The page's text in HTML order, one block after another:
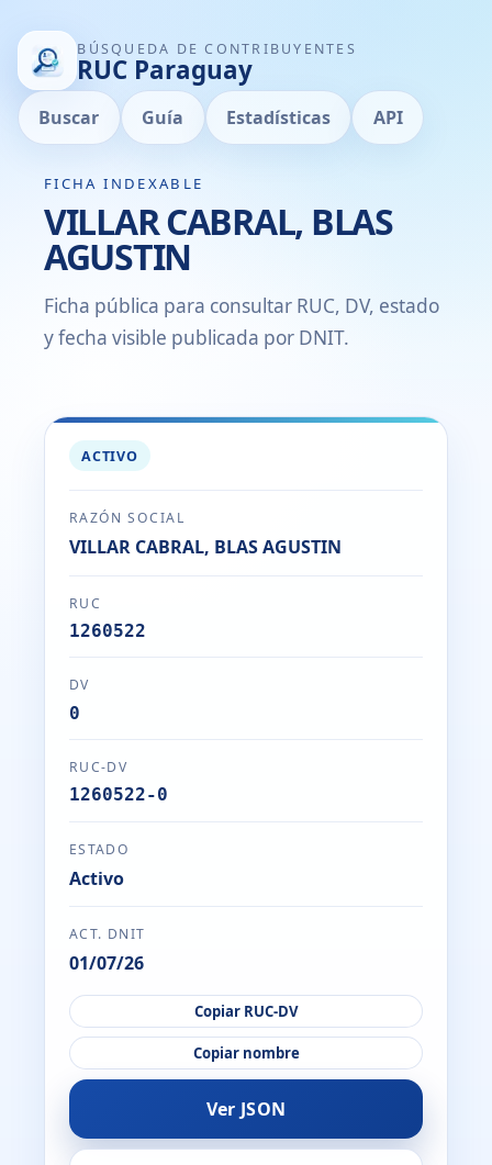
BÚSQUEDA DE CONTRIBUYENTES
RUC Paraguay
Buscar Guía Estadísticas API
FICHA INDEXABLE
VILLAR CABRAL, BLAS
AGUSTIN
Ficha pública para consultar RUC, DV, estado
y fecha visible publicada por DNIT.
ACTIVO
RAZÓN SOCIAL
VILLAR CABRAL, BLAS AGUSTIN
RUC
1260522
DV
0
RUC-DV
1260522-0
ESTADO
Activo
ACT. DNIT
01/07/26
Copiar RUC-DV
Copiar nombre
Ver JSON